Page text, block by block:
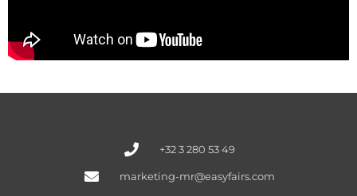
+32 3 280 53 49
marketing-mr@easyfairs.com